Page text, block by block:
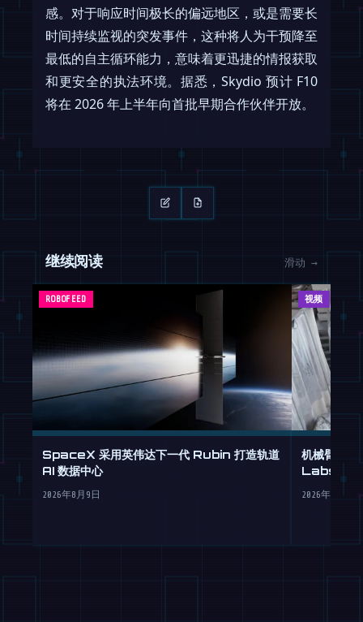
感。对于响应时间极长的偏远地区，或是需要长
时间持续监视的突发事件，这种将人为干预降至
最低的自主循环能力，意味着更迅捷的情报获取
和更安全的执法环境。据悉，Skydio 预计 F10
将在 2026 年上半年向首批早期合作伙伴开放。
继续阅读 滑动 →
ROBOFEED
SpaceX 采用英伟达下一代 Rubin 打造轨道
AI 数据中心
2026年8月9日
视频
机械臂化
Labs 重塑
2026年8月9日